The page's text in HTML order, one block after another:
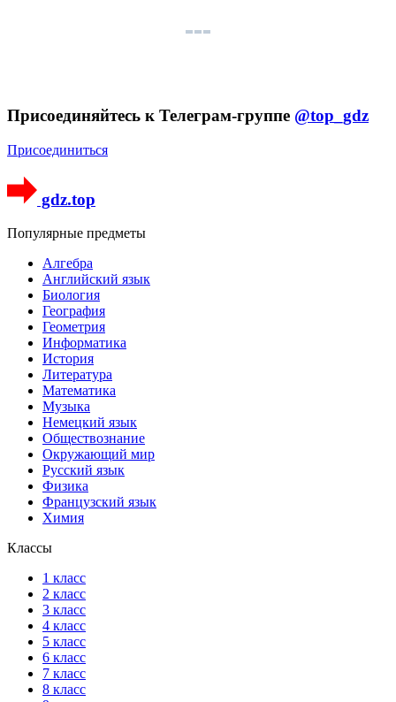
Присоединяйтесь к Телеграм-группе @top_gdz
Присоединиться
gdz.top
Популярные предметы
Алгебра
Английский язык
Биология
География
Геометрия
Информатика
История
Литература
Математика
Музыка
Немецкий язык
Обществознание
Окружающий мир
Русский язык
Физика
Французский язык
Химия
Классы
1 класс
2 класс
3 класс
4 класс
5 класс
6 класс
7 класс
8 класс